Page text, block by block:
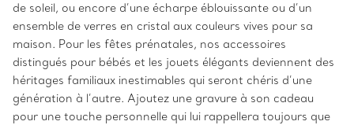
de soleil, ou encore d’une écharpe éblouissante ou d’un
ensemble de verres en cristal aux couleurs vives pour sa
maison. Pour les fêtes prénatales, nos accessoires
distingués pour bébés et les jouets élégants deviennent des
héritages familiaux inestimables qui seront chéris d’une
génération à l’autre. Ajoutez une gravure à son cadeau
pour une touche personnelle qui lui rappellera toujours que